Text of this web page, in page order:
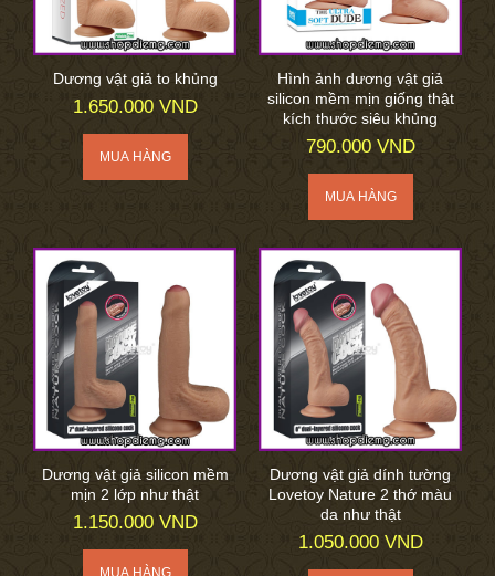
Dương vật giả to khủng
1.650.000 VND
Hình ảnh dương vật giả
silicon mềm mịn giống thật
kích thước siêu khủng
790.000 VND
Dương vật giả silicon mềm
mịn 2 lớp như thật
1.150.000 VND
Dương vật giả dính tường
Lovetoy Nature 2 thớ màu
da như thật
1.050.000 VND